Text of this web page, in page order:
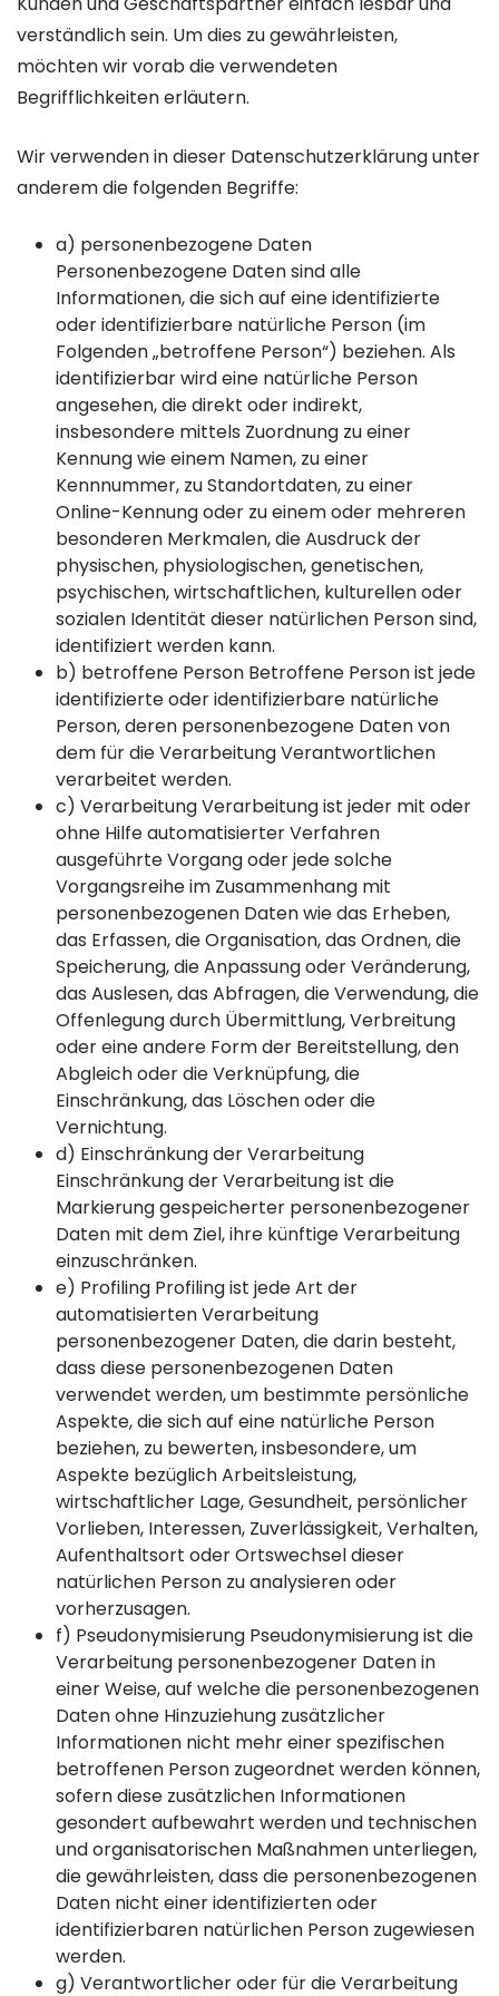
verständlich sein. Um dies zu gewährleisten,
möchten wir vorab die verwendeten
Begrifflichkeiten erläutern.
Wir verwenden in dieser Datenschutzerklärung unter
anderem die folgenden Begriffe:
a) personenbezogene Daten
Personenbezogene Daten sind alle
Informationen, die sich auf eine identifizierte
oder identifizierbare natürliche Person (im
Folgenden „betroffene Person“) beziehen. Als
identifizierbar wird eine natürliche Person
angesehen, die direkt oder indirekt,
insbesondere mittels Zuordnung zu einer
Kennung wie einem Namen, zu einer
Kennnummer, zu Standortdaten, zu einer
Online-Kennung oder zu einem oder mehreren
besonderen Merkmalen, die Ausdruck der
physischen, physiologischen, genetischen,
psychischen, wirtschaftlichen, kulturellen oder
sozialen Identität dieser natürlichen Person sind,
identifiziert werden kann.
b) betroffene Person Betroffene Person ist jede
identifizierte oder identifizierbare natürliche
Person, deren personenbezogene Daten von
dem für die Verarbeitung Verantwortlichen
verarbeitet werden.
c) Verarbeitung Verarbeitung ist jeder mit oder
ohne Hilfe automatisierter Verfahren
ausgeführte Vorgang oder jede solche
Vorgangsreihe im Zusammenhang mit
personenbezogenen Daten wie das Erheben,
das Erfassen, die Organisation, das Ordnen, die
Speicherung, die Anpassung oder Veränderung,
das Auslesen, das Abfragen, die Verwendung, die
Offenlegung durch Übermittlung, Verbreitung
oder eine andere Form der Bereitstellung, den
Abgleich oder die Verknüpfung, die
Einschränkung, das Löschen oder die
Vernichtung.
d) Einschränkung der Verarbeitung
Einschränkung der Verarbeitung ist die
Markierung gespeicherter personenbezogener
Daten mit dem Ziel, ihre künftige Verarbeitung
einzuschränken.
e) Profiling Profiling ist jede Art der
automatisierten Verarbeitung
personenbezogener Daten, die darin besteht,
dass diese personenbezogenen Daten
verwendet werden, um bestimmte persönliche
Aspekte, die sich auf eine natürliche Person
beziehen, zu bewerten, insbesondere, um
Aspekte bezüglich Arbeitsleistung,
wirtschaftlicher Lage, Gesundheit, persönlicher
Vorlieben, Interessen, Zuverlässigkeit, Verhalten,
Aufenthaltsort oder Ortswechsel dieser
natürlichen Person zu analysieren oder
vorherzusagen.
f) Pseudonymisierung Pseudonymisierung ist die
Verarbeitung personenbezogener Daten in
einer Weise, auf welche die personenbezogenen
Daten ohne Hinzuziehung zusätzlicher
Informationen nicht mehr einer spezifischen
betroffenen Person zugeordnet werden können,
sofern diese zusätzlichen Informationen
gesondert aufbewahrt werden und technischen
und organisatorischen Maßnahmen unterliegen,
die gewährleisten, dass die personenbezogenen
Daten nicht einer identifizierten oder
identifizierbaren natürlichen Person zugewiesen
werden.
g) Verantwortlicher oder für die Verarbeitung